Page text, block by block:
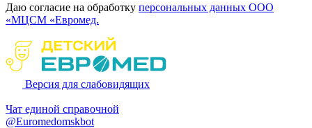
Даю согласие на обработку персональных данных ООО
«МЦСМ «Евромед.
Версия для слабовидящих
Чат единой справочной
@Euromedomskbot